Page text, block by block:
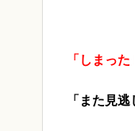
「しまっ
「また見逃